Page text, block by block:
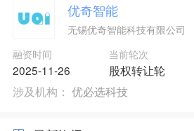
优奇智能
无锡优奇智能科技有限公司
融资时间
2025-11-26
当前轮次
股权转让轮
涉及机构： 优必选科技